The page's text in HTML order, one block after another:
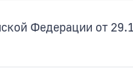
Федерации от